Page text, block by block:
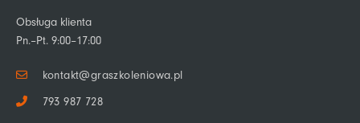
Obsługa klienta
Pn.–Pt. 9:00–17:00
kontakt@graszkoleniowa.pl
793 987 728